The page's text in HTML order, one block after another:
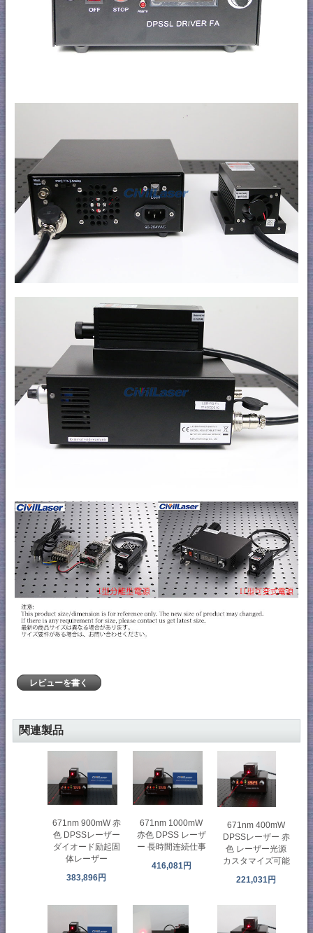
レビューを書く
関連製品
671nm 900mW 赤
色 DPSSレーザー
ダイオード励起固
体レーザー
383,896円
671nm 1000mW
赤色 DPSS レーザ
ー 長時間连続仕事
416,081円
671nm 400mW
DPSSレーザー 赤
色 レーザー光源
カスタマイズ可能
221,031円